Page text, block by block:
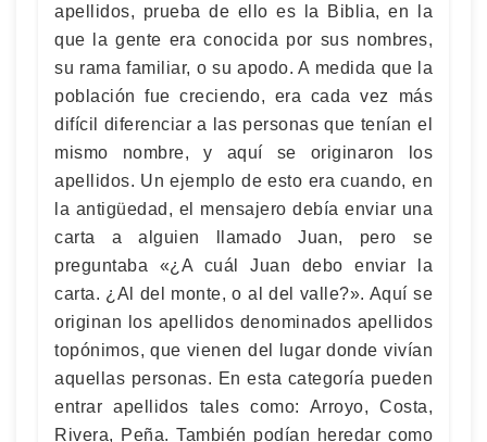
apellidos, prueba de ello es la Biblia, en la
que la gente era conocida por sus nombres,
su rama familiar, o su apodo. A medida que la
población fue creciendo, era cada vez más
difícil diferenciar a las personas que tenían el
mismo nombre, y aquí se originaron los
apellidos. Un ejemplo de esto era cuando, en
la antigüedad, el mensajero debía enviar una
carta a alguien llamado Juan, pero se
preguntaba «¿A cuál Juan debo enviar la
carta. ¿Al del monte, o al del valle?». Aquí se
originan los apellidos denominados apellidos
topónimos, que vienen del lugar donde vivían
aquellas personas. En esta categoría pueden
entrar apellidos tales como: Arroyo, Costa,
Rivera, Peña. También podían heredar como